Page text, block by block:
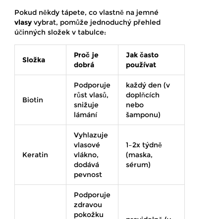
Pokud někdy tápete, co vlastně na jemné
vlasy vybrat, pomůže jednoduchý přehled
účinných složek v tabulce:
Složka
Proč je
dobrá
Jak často
používat
Biotin
Podporuje
růst vlasů,
snižuje
lámání
každý den (v
doplňcích
nebo
šamponu)
Keratin
Vyhlazuje
vlasové
vlákno,
dodává
pevnost
1–2x týdně
(maska,
sérum)
Podporuje
zdravou
pokožku